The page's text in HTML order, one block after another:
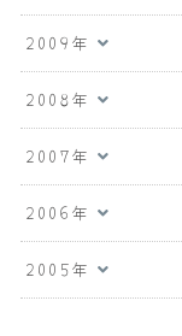
2009年
2008年
2007年
2006年
2005年